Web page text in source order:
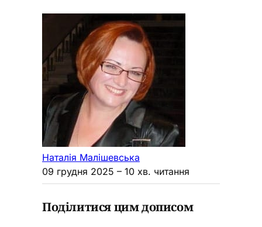
Наталія Малішевська
09 грудня 2025 – 10 хв. читання
Поділитися цим дописом